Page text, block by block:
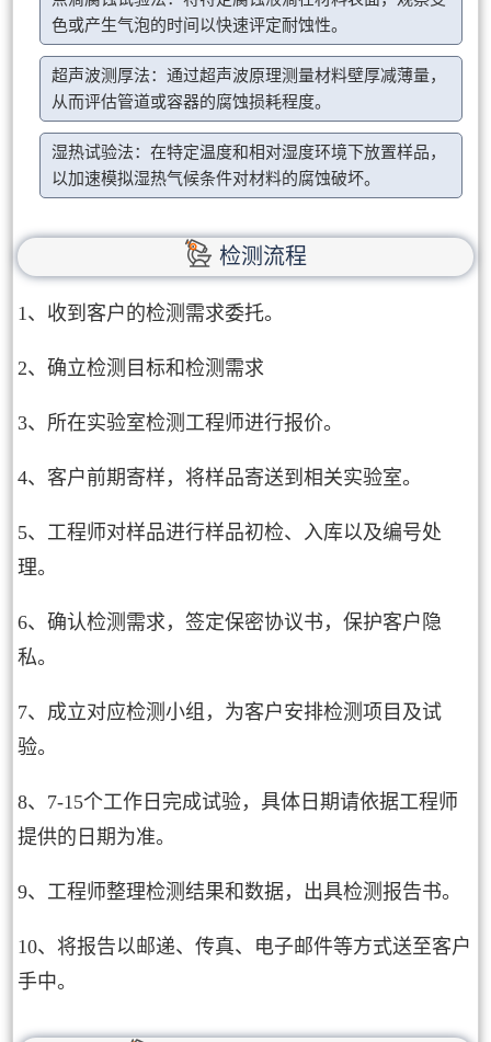
色或产生气泡的时间以快速评定耐蚀性。
超声波测厚法：通过超声波原理测量材料壁厚减薄量，
从而评估管道或容器的腐蚀损耗程度。
湿热试验法：在特定温度和相对湿度环境下放置样品，
以加速模拟湿热气候条件对材料的腐蚀破坏。
检测流程
1、收到客户的检测需求委托。
2、确立检测目标和检测需求
3、所在实验室检测工程师进行报价。
4、客户前期寄样，将样品寄送到相关实验室。
5、工程师对样品进行样品初检、入库以及编号处
理。
6、确认检测需求，签定保密协议书，保护客户隐
私。
7、成立对应检测小组，为客户安排检测项目及试
验。
8、7-15个工作日完成试验，具体日期请依据工程师
提供的日期为准。
9、工程师整理检测结果和数据，出具检测报告书。
10、将报告以邮递、传真、电子邮件等方式送至客户
手中。